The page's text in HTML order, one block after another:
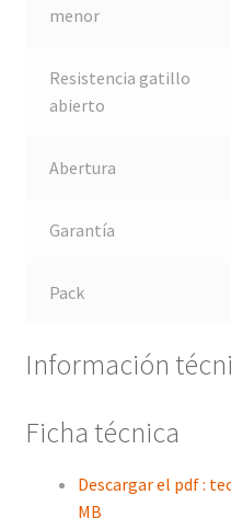
menor
Resistencia gatillo
abierto
Abertura
Garantía
Pack
Información
Ficha técnica
Descargar el pdf :
MB